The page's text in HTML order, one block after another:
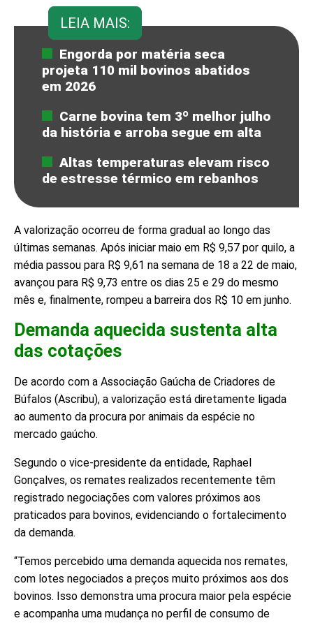
LEIA MAIS:
Engorda por matéria seca
projeta 110 mil bovinos abatidos
em 2026
Carne bovina tem 3º melhor julho
da história e arroba segue em alta
Altas temperaturas elevam risco
de estresse térmico em rebanhos
A valorização ocorreu de forma gradual ao longo das
últimas semanas. Após iniciar maio em R$ 9,57 por quilo, a
média passou para R$ 9,61 na semana de 18 a 22 de maio,
avançou para R$ 9,73 entre os dias 25 e 29 do mesmo
mês e, finalmente, rompeu a barreira dos R$ 10 em junho.
Demanda aquecida sustenta alta
das cotações
De acordo com a Associação Gaúcha de Criadores de
Búfalos (Ascribu), a valorização está diretamente ligada
ao aumento da procura por animais da espécie no
mercado gaúcho.
Segundo o vice-presidente da entidade, Raphael
Gonçalves, os remates realizados recentemente têm
registrado negociações com valores próximos aos
praticados para bovinos, evidenciando o fortalecimento
da demanda.
“Temos percebido uma demanda aquecida nos remates,
com lotes negociados a preços muito próximos aos dos
bovinos. Isso demonstra uma procura maior pela espécie
e acompanha uma mudança no perfil de consumo de